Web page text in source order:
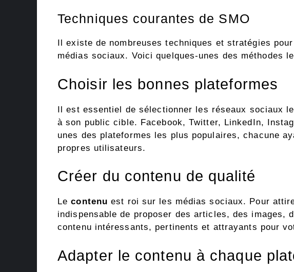
Techniques courantes de SMO
Il existe de nombreuses techniques et stratégies
médias sociaux. Voici quelques-unes des méthodes
Choisir les bonnes plateformes
Il est essentiel de sélectionner les réseaux sociaux
à son public cible. Facebook, Twitter, LinkedIn,
unes des plateformes les plus populaires, chacune
propres utilisateurs.
Créer du contenu de qualité
Lecontenu est roi sur les médias sociaux. Pour
indispensable de proposer des articles, des images,
contenu intéressants, pertinents et attrayants pour
Adapter le contenu à chaque